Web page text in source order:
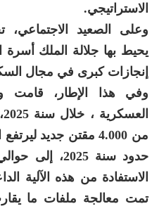
الاستراتيجي.
وعلى الصعيد الاجتماعي،
يحيط بها جلالة الملك
إنجازات كبرى في مجال
وفي هذا الإطار، قامت
من 4.000 مقتن جديد
الاستفادة من هذه الآلية